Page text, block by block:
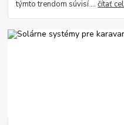
týmto trendom súvisí ...čítať